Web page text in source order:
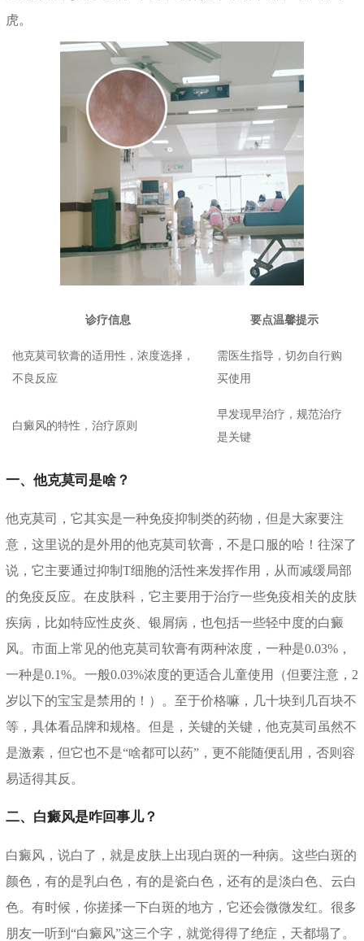
虎。
诊疗信息 要点温馨提示
他克莫司软膏的适用性，浓度选择，
不良反应
需医生指导，切勿自行购
买使用
白癜风的特性，治疗原则
早发现早治疗，规范治疗
是关键
一、他克莫司是啥？
他克莫司，它其实是一种免疫抑制类的药物，但是大家要注
意，这里说的是外用的他克莫司软膏，不是口服的哈！往深了
说，它主要通过抑制T细胞的活性来发挥作用，从而减缓局部
的免疫反应。在皮肤科，它主要用于治疗一些免疫相关的皮肤
疾病，比如特应性皮炎、银屑病，也包括一些轻中度的白癜
风。市面上常见的他克莫司软膏有两种浓度，一种是0.03%，
一种是0.1%。一般0.03%浓度的更适合儿童使用（但要注意，2
岁以下的宝宝是禁用的！）。至于价格嘛，几十块到几百块不
等，具体看品牌和规格。但是，关键的关键，他克莫司虽然不
是激素，但它也不是“啥都可以药”，更不能随便乱用，否则容
易适得其反。
二、白癜风是咋回事儿？
白癜风，说白了，就是皮肤上出现白斑的一种病。这些白斑的
颜色，有的是乳白色，有的是瓷白色，还有的是淡白色、云白
色。有时候，你搓揉一下白斑的地方，它还会微微发红。很多
朋友一听到“白癜风”这三个字，就觉得得了绝症，天都塌了。